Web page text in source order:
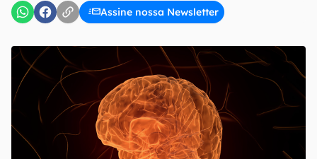
Assine nossa Newsletter
Confirmo que li, aceito e concordo com os Termos de
Uso e Política de Privacidade do Canaltech.